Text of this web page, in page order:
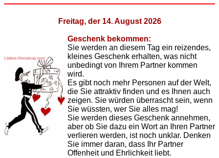
Freitag, der 14. August 2026
Geschenk bekommen:
Sie werden an diesem Tag ein reizendes,
kleines Geschenk erhalten, was nicht
unbedingt von Ihrem Partner kommen
wird.
Es gibt noch mehr Personen auf der Welt,
die Sie attraktiv finden und es Ihnen auch
zeigen. Sie würden überrascht sein, wenn
Sie wüssten, wer Sie alles mag!
Sie werden dieses Geschenk annehmen,
aber ob Sie dazu ein Wort an Ihren Partner
verlieren werden, ist noch unklar. Denken
Sie immer daran, dass Ihr Partner
Offenheit und Ehrlichkeit liebt.